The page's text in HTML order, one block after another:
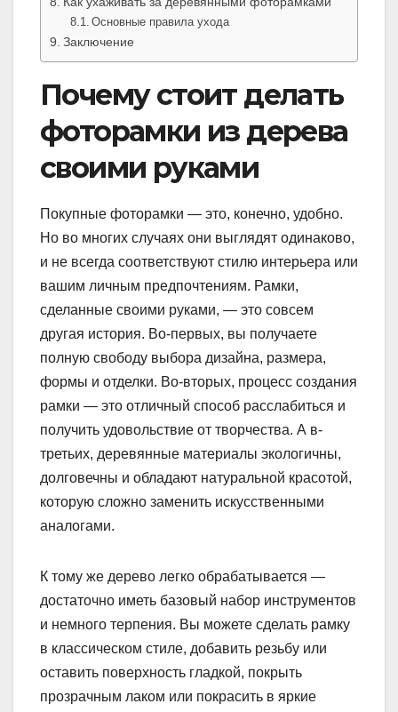
Основные правила ухода
Заключение
Почему стоит делать
фоторамки из дерева
своими руками
Покупные фоторамки — это, конечно, удобно.
Но во многих случаях они выглядят одинаково,
и не всегда соответствуют стилю интерьера или
вашим личным предпочтениям. Рамки,
сделанные своими руками, — это совсем
другая история. Во-первых, вы получаете
полную свободу выбора дизайна, размера,
формы и отделки. Во-вторых, процесс создания
рамки — это отличный способ расслабиться и
получить удовольствие от творчества. А в-
третьих, деревянные материалы экологичны,
долговечны и обладают натуральной красотой,
которую сложно заменить искусственными
аналогами.
К тому же дерево легко обрабатывается —
достаточно иметь базовый набор инструментов
и немного терпения. Вы можете сделать рамку
в классическом стиле, добавить резьбу или
оставить поверхность гладкой, покрыть
прозрачным лаком или покрасить в яркие